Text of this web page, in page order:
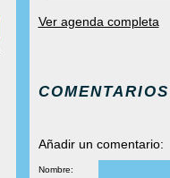
Ver agenda completa
COMENTARIOS
Añadir un comentario:
Nombre: